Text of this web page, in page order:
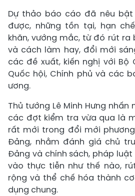
Dự thảo báo cáo đã nêu
được, những tồn tại, hạn
khăn, vướng mắc, từ đó rút ra
và cách làm hay, đổi mới
các đề xuất, kiến nghị với Bộ
Quốc hội, Chính phủ và các
ương.
Thủ tướng Lê Minh Hưng nhấn
các đợt kiểm tra vừa qua là
rất mới trong đổi mới
Đảng, nhằm đánh giá chủ
Đảng và chính sách, pháp
vào thực tiễn như thế nào,
rộng và thể chế hóa thành
dụng chung.